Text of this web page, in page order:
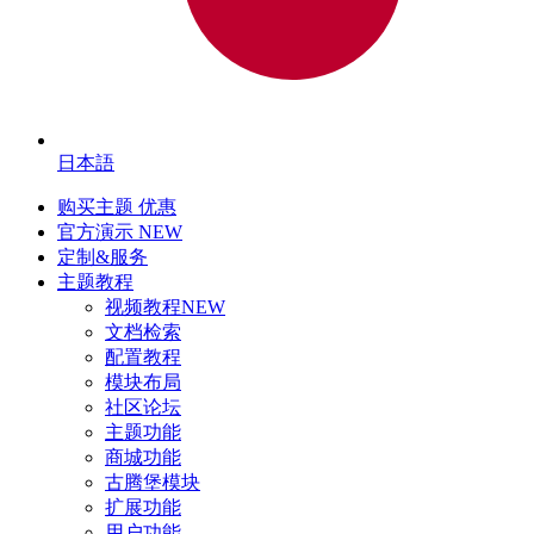
日本語
购买主题 优惠
官方演示 NEW
定制&服务
主题教程
视频教程NEW
文档检索
配置教程
模块布局
社区论坛
主题功能
商城功能
古腾堡模块
扩展功能